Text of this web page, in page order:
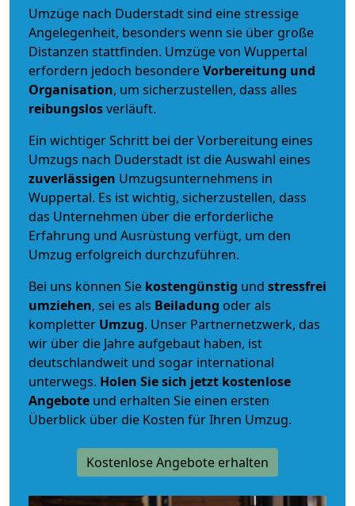
Umzüge nach Duderstadt sind eine stressige
Angelegenheit, besonders wenn sie über große
Distanzen stattfinden. Umzüge von Wuppertal
erfordern jedoch besondereVorbereitung und
Organisation, um sicherzustellen, dass alles
reibungslosverläuft.
Ein wichtiger Schritt bei der Vorbereitung eines
Umzugs nach Duderstadt ist die Auswahl eines
zuverlässigen Umzugsunternehmens in
Wuppertal. Es ist wichtig, sicherzustellen, dass
das Unternehmen über die erforderliche
Erfahrung und Ausrüstung verfügt, um den
Umzug erfolgreich durchzuführen.
Bei uns können Sie kostengünstig und stressfrei
umziehen, sei es als Beiladung oder als
kompletter Umzug. Unser Partnernetzwerk, das
wir über die Jahre aufgebaut haben, ist
deutschlandweit und sogar international
unterwegs. Holen Sie sich jetzt kostenlose
Angebote und erhalten Sie einen ersten
Überblick über die Kosten für Ihren Umzug.
Kostenlose Angebote erhalten